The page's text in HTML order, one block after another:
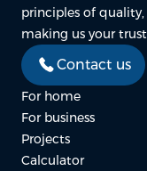
principles of
making us your
Contact us
For home
For business
Projects
Calculator